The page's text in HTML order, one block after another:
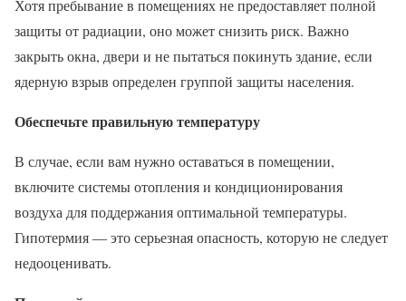
Хотя пребывание в помещениях не предоставляет полной
защиты от радиации, оно может снизить риск. Важно
закрыть окна, двери и не пытаться покинуть здание, если
ядерную взрыв определен группой защиты населения.
Обеспечьте правильную температуру
В случае, если вам нужно оставаться в помещении,
включите системы отопления и кондиционирования
воздуха для поддержания оптимальной температуры.
Гипотермия — это серьезная опасность, которую не следует
недооценивать.